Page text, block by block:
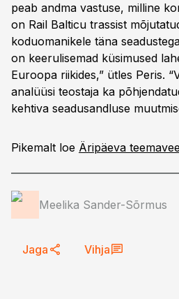
peab andma vastuse, milline
on Rail Balticu trassist
koduomanikele täna
on keerulisemad küsimused
Euroopa riikides,” ütles Peris.
analüüsi teostaja ka
kehtiva seadusandluse
Pikemalt loe Äripäeva
Meelika Sander-Sõrmus
Jaga Vihja